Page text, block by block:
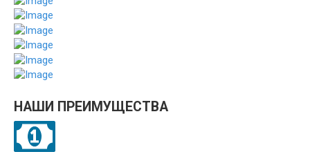
НАШИ ПРЕИМУЩЕСТВА